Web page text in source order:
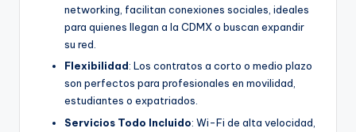
networking, facilitan conexiones sociales, ideales
para quienes llegan a la CDMX o buscan expandir
su red.
Flexibilidad: Los contratos a corto o medio plazo
son perfectos para profesionales en movilidad,
estudiantes o expatriados.
Servicios Todo Incluido: Wi-Fi de alta velocidad,